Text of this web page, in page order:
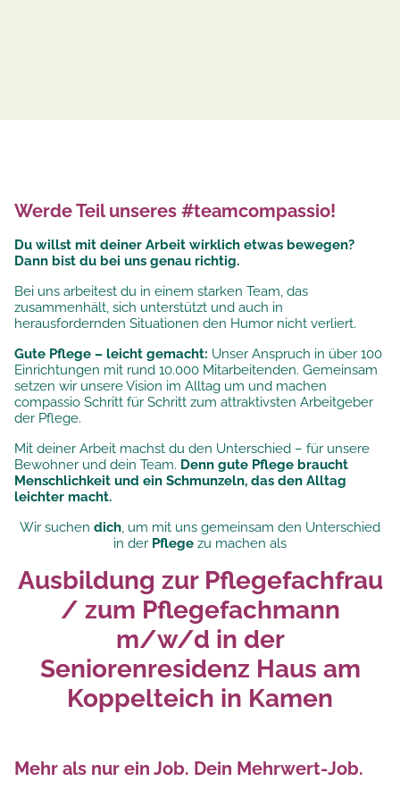
Werde Teil unseres #teamcompassio!
Du willst mit deiner Arbeit wirklich etwas bewegen?
Dann bist du bei uns genau richtig.
Bei uns arbeitest du in einem starken Team, das
zusammenhält, sich unterstützt und auch in
herausfordernden Situationen den Humor nicht verliert.
Gute Pflege – leicht gemacht: Unser Anspruch in über 100
Einrichtungen mit rund 10.000 Mitarbeitenden. Gemeinsam
setzen wir unsereVision im Alltag um und machen
compassio Schritt für Schritt zum attraktivsten Arbeitgeber
der Pflege.
Mit deiner Arbeit machst du den Unterschied – für unsere
Bewohner und dein Team. Denn gute Pflege braucht
Menschlichkeit und ein Schmunzeln, das den Alltag
leichter macht.
Wir suchen dich, um mit uns gemeinsam den Unterschied
in der Pflege zu machen als
Ausbildung zur Pflegefachfrau
/ zum Pflegefachmann
m/w/d in der
Seniorenresidenz Haus am
Koppelteich in Kamen
Mehr als nur ein Job. Dein Mehrwert-Job.